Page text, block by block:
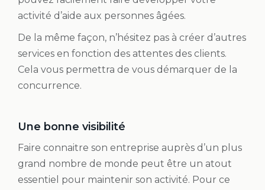
activité d’aide aux personnes âgées.
De la même façon, n’hésitez pas à créer d’autres
services en fonction des attentes des clients.
Cela vous permettra de vous démarquer de la
concurrence.
Une bonne visibilité
Faire connaitre son entreprise auprès d’un plus
grand nombre de monde peut être un atout
essentiel pour maintenir son activité. Pour ce